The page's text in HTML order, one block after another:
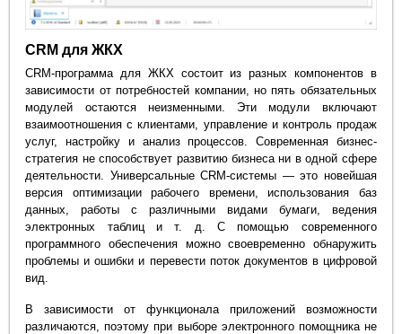
CRM для ЖКХ
CRM-программа для ЖКХ состоит из разных компонентов в
зависимости от потребностей компании, но пять обязательных
модулей остаются неизменными. Эти модули включают
взаимоотношения с клиентами, управление и контроль продаж
услуг, настройку и анализ процессов. Современная бизнес-
стратегия не способствует развитию бизнеса ни в одной сфере
деятельности. Универсальные CRM-системы — это новейшая
версия оптимизации рабочего времени, использования баз
данных, работы с различными видами бумаги, ведения
электронных таблиц и т. д. С помощью современного
программного обеспечения можно своевременно обнаружить
проблемы и ошибки и перевести поток документов в цифровой
вид.
В зависимости от функционала приложений возможности
различаются, поэтому при выборе электронного помощника не